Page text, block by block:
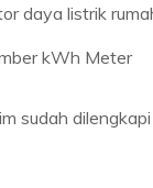
daya listrik
kWh Meter
sudah